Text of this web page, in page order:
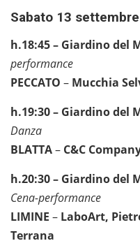
Sabato 13 settembre
h.18:45 – Giardino del
performance
PECCATO – Mucchia
h.19:30 – Giardino del
Danza
BLATTA– C&C
h.20:30 – Giardino del
Cena-performance
LIMINE – LaboArt,
Terrana